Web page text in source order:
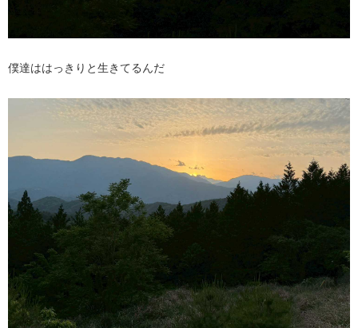
僕達ははっきりと生きてるんだ